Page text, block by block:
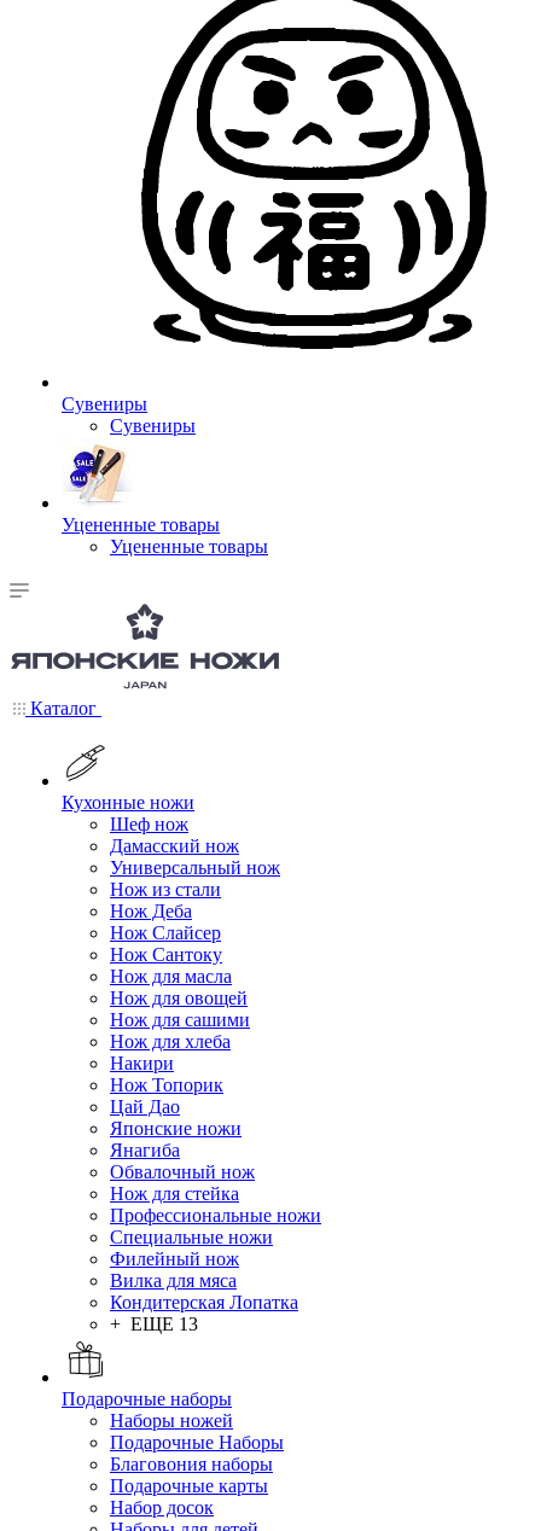
Сувениры
Сувениры
Уцененные товары
Уцененные товары
Каталог
Кухонные ножи
Шеф нож
Дамасский нож
Универсальный нож
Нож из стали
Нож Деба
Нож Слайсер
Нож Сантоку
Нож для масла
Нож для овощей
Нож для сашими
Нож для хлеба
Накири
Нож Топорик
Цай Дао
Японские ножи
Янагиба
Обвалочный нож
Нож для стейка
Профессиональные ножи
Специальные ножи
Филейный нож
Вилка для мяса
Кондитерская Лопатка
+ ЕЩЕ 13
Подарочные наборы
Наборы ножей
Подарочные Наборы
Благовония наборы
Подарочные карты
Набор досок